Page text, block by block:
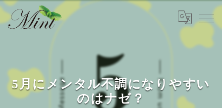
5月にメンタル不調になりやすい
のはナゼ？